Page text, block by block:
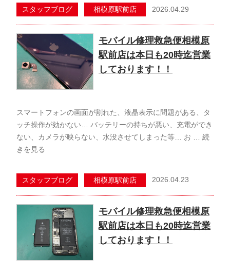
スタッフブログ 相模原駅前店 2026.04.29
モバイル修理救急便相模原
駅前店は本日も20時迄営業
しております！！
スマートフォンの画面が割れた、液晶表示に問題がある、タ
ッチ操作が効かない… バッテリーの持ちが悪い、充電ができ
ない、カメラが映らない、水没させてしまった等… お … 続
きを見る
スタッフブログ 相模原駅前店 2026.04.23
モバイル修理救急便相模原
駅前店は本日も20時迄営業
しております！！